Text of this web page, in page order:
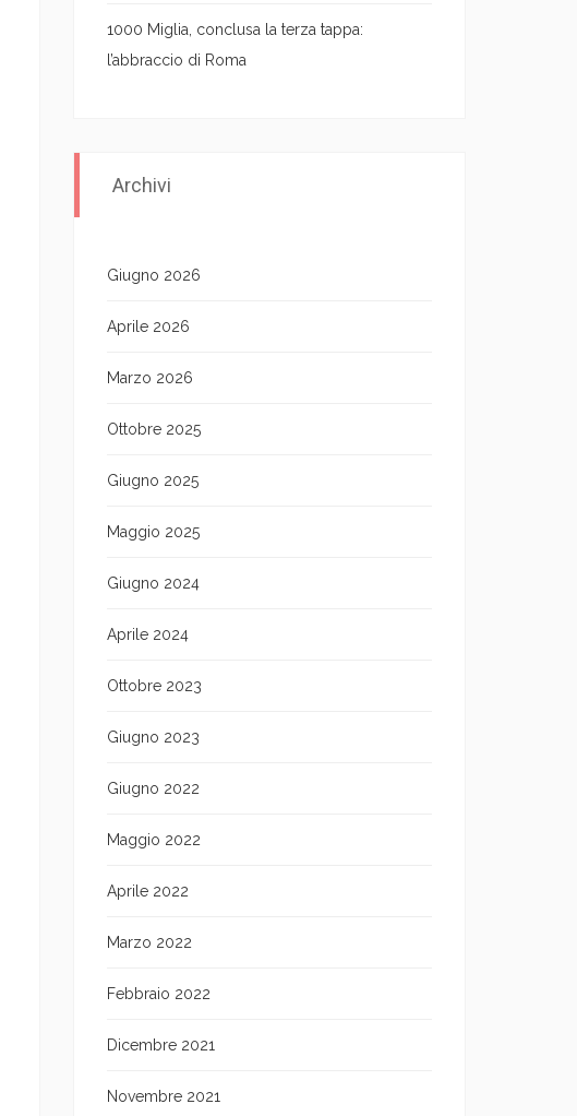
1000 Miglia, conclusa la terza tappa:
l’abbraccio di Roma
Archivi
Giugno 2026
Aprile 2026
Marzo 2026
Ottobre 2025
Giugno 2025
Maggio 2025
Giugno 2024
Aprile 2024
Ottobre 2023
Giugno 2023
Giugno 2022
Maggio 2022
Aprile 2022
Marzo 2022
Febbraio 2022
Dicembre 2021
Novembre 2021